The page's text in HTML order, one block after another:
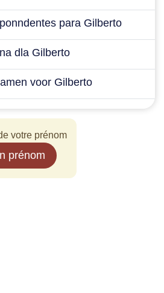
para Gilberto
dla Gilberto
voor Gilberto
votre prénom
prénom